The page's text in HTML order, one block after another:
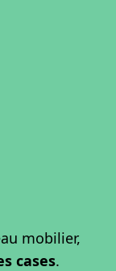
mobilier,
cases.